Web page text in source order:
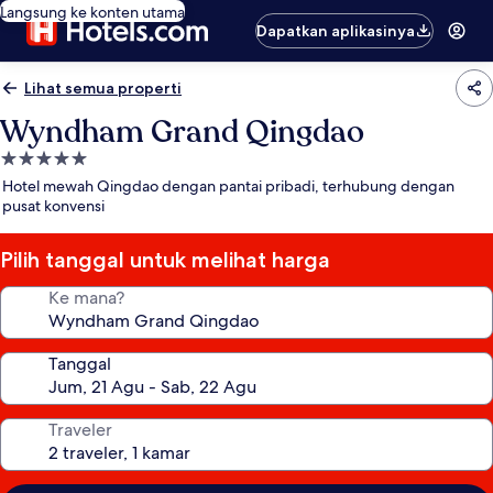
Langsung ke konten utama
Dapatkan aplikasinya
Lihat semua properti
Wyndham Grand Qingdao
Properti
bintang
5.0
Hotel mewah Qingdao dengan pantai pribadi, terhubung dengan
pusat konvensi
Pilih tanggal untuk melihat harga
Ke mana?
Tanggal
Traveler